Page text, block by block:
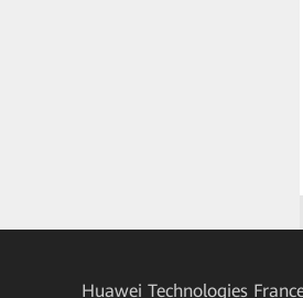
Huawei Technologies